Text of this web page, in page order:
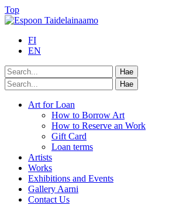
Top
FI
EN
Art for Loan
How to Borrow Art
How to Reserve an Work
Gift Card
Loan terms
Artists
Works
Exhibitions and Events
Gallery Aarni
Contact Us